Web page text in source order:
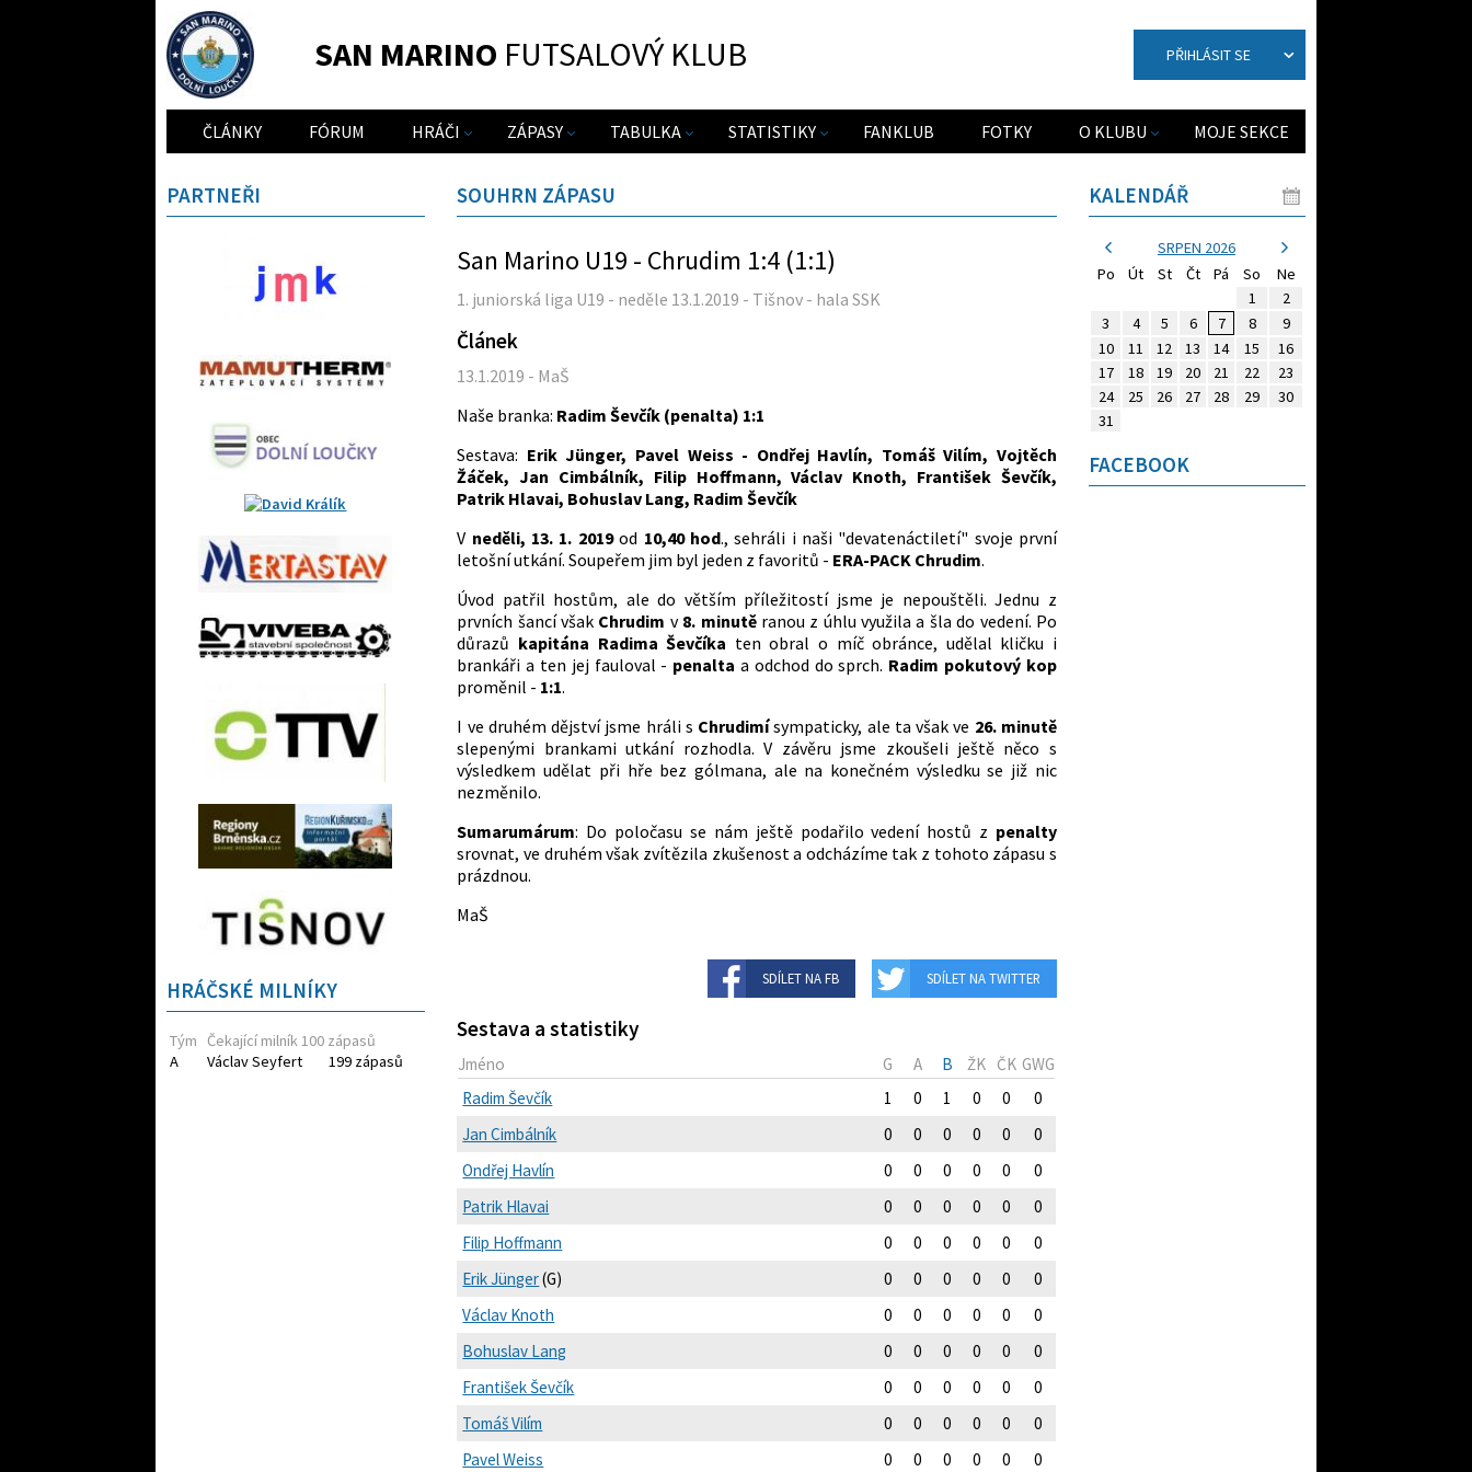
SAN MARINO FUTSALOVÝ KLUB PŘIHLÁSIT SE
ČLÁNKY FÓRUM HRÁČI ZÁPASY TABULKA STATISTIKY FANKLUB FOTKY O KLUBU MOJE SEKCE
SOUHRN ZÁPASU
San Marino U19 - Chrudim 1:4 (1:1)
1. juniorská liga U19 - neděle 13.1.2019 - Tišnov - hala SSK
Článek
13.1.2019 - MaŠ
Naše branka: Radim Ševčík (penalta) 1:1
Sestava: Erik Jünger, Pavel Weiss - Ondřej Havlín, Tomáš Vilím, Vojtěch
Žáček, Jan Cimbálník, Filip Hoffmann, Václav Knoth, František Ševčík,
Patrik Hlavai, Bohuslav Lang, Radim Ševčík
V neděli, 13. 1. 2019od 10,40 hod., sehráli i naši "devatenáctiletí" svoje první
letošní utkání. Soupeřem jim byl jeden z favoritů - ERA-PACK Chrudim.
Úvod patřil hostům, ale do větším příležitostí jsme je nepouštěli. Jednu z
prvních šancí však Chrudim v 8. minutěranou z úhlu využila a šla do vedení. Po
důrazů kapitána Radima Ševčíka ten obral o míč obránce, udělal kličku i
brankáři a ten jej fauloval - penaltaa odchod do sprch. Radim pokutový kop
proměnil - 1:1.
I ve druhém dějství jsme hráli s Chrudimísympaticky, ale ta však ve 26. minutě
slepenými brankami utkání rozhodla. V závěru jsme zkoušeli ještě něco s
výsledkem udělat při hře bez gólmana, ale na konečném výsledku se již nic
nezměnilo.
Sumarumárum: Do poločasu se nám ještě podařilo vedení hostů z penalty
srovnat, ve druhém však zvítězila zkušenost a odcházíme tak z tohoto zápasu s
prázdnou.
MaŠ
SDÍLET NA FB SDÍLET NA TWITTER
Sestava a statistiky
Jméno G A B ŽK ČK GWG
Radim Ševčík
1 0 1 0 0
0
Jan Cimbálník
0 0 0 0 0
0
Ondřej Havlín
0 0 0 0 0
0
Patrik Hlavai
0 0 0 0 0
0
Filip Hoffmann
0 0 0 0 0
0
Erik Jünger(G) 0 0 0 0 0
0
Václav Knoth
0 0 0 0 0
0
Bohuslav Lang
0 0 0 0 0
0
František Ševčík
0 0 0 0 0
0
Tomáš Vilím
0 0 0 0 0
0
Pavel Weiss
0 0 0 0 0 0
PARTNEŘI
HRÁČSKÉ MILNÍKY
Tým Čekající milník 100 zápasů
A
Václav Seyfert 199 zápasů
KALENDÁŘ
SRPEN 2026
Po
Út St Čt Pá So
Ne
1
2
3
4 5 6 7 8
9
10
11 12 13 14 15
16
17
18 19 20 21 22
23
24
25 26 27 28 29
30
31
FACEBOOK